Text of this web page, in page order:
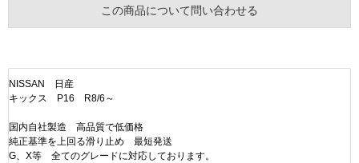
この商品について問い合わせる
NISSAN 日産
キックス P16 R8/6～
国内自社製造 高品質で低価格
純正基準を上回る滑り止め 最短発送
G、X等 全てのグレードに対応しております。